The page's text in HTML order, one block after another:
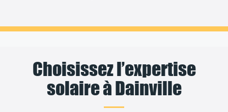
Choisissez l’expertise
solaire à Dainville